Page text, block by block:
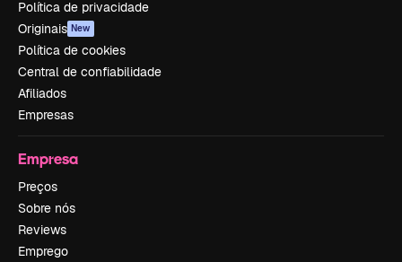
Política de privacidade
Originais New
Política de cookies
Central de confiabilidade
Afiliados
Empresas
Empresa
Preços
Sobre nós
Reviews
Emprego